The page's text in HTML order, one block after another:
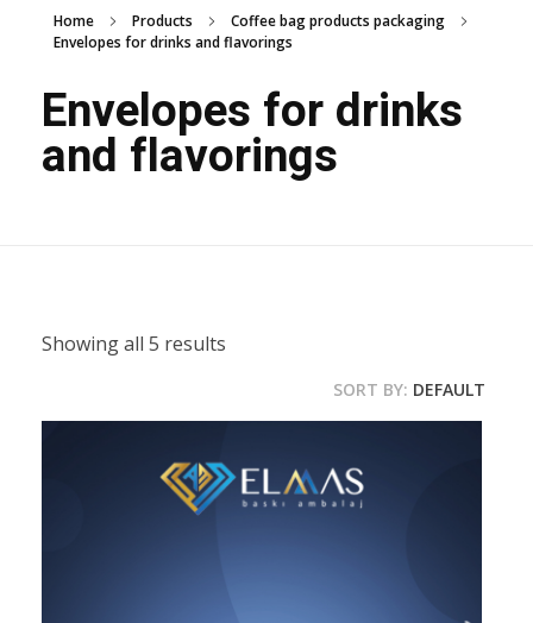
Home Products
Coffee bag products packaging
Envelopes for drinks and flavorings
Envelopes for drinks
and flavorings
Showing all 5 results
SORT BY: DEFAULT